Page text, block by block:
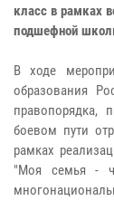
класс в рамках
подшефной
В ходе
образования
правопорядка,
боевом пути
рамках
"Моя семья -